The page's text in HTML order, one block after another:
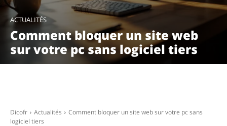
ACTUALITÉS
Comment bloquer un site web
sur votre pc sans logiciel tiers
Dicofr Actualités
Comment bloquer un site web sur votre pc sans
logiciel tiers